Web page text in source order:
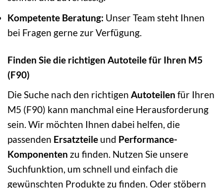
Kompetente Beratung: Unser Team steht Ihnen
bei Fragen gerne zur Verfügung.
Finden Sie die richtigen Autoteile für Ihren M5
(F90)
Die Suche nach den richtigen Autoteilen für Ihren
M5 (F90) kann manchmal eine Herausforderung
sein. Wir möchten Ihnen dabei helfen, die
passenden Ersatzteile und Performance-
Komponenten zu finden. Nutzen Sie unsere
Suchfunktion, um schnell und einfach die
gewünschten Produkte zu finden. Oder stöbern